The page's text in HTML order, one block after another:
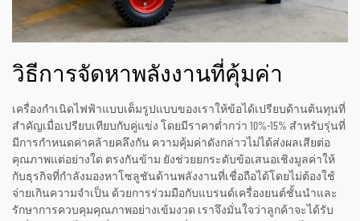
วิธีการจัดหาพลังงานที่คุ้มค่า
เครื่องกำเนิดไฟฟ้าแบบเต็มรูปแบบของเราให้ข้อได้เปรียบด้านต้นทุนที่
สำคัญเมื่อเปรียบเทียบกับคู่แข่ง โดยมีราคาต่ำกว่า 10%-15% สำหรับรุ่นที่
มีการกำหนดค่าคล้ายคลึงกัน ความคุ้มค่าดังกล่าวไม่ได้ส่งผลเสียต่อ
คุณภาพแต่อย่างใด ตรงกันข้าม ยังช่วยยกระดับข้อเสนอเชิงมูลค่าให้
กับธุรกิจที่กำลังมองหาโซลูชันด้านพลังงานที่เชื่อถือได้โดยไม่ต้องใช้
จ่ายเกินความจำเป็น ด้วยการร่วมมือกับแบรนด์เครื่องยนต์ชั้นนำและ
รักษาการควบคุมคุณภาพอย่างเข้มงวด เราจึงมั่นใจว่าลูกค้าจะได้รับ